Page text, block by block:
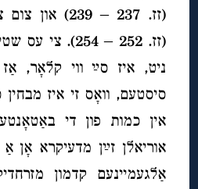
(זז. 237 – 239)
(זז. 252 – 254).
ניט, איז סײַ ווי קלאָר, אַז
סיסטעם, וואָס זי איז
אין כמות פון די
אוריאלן זײַן מדעיקרא אָן
אַלגעמיינעם קדמון